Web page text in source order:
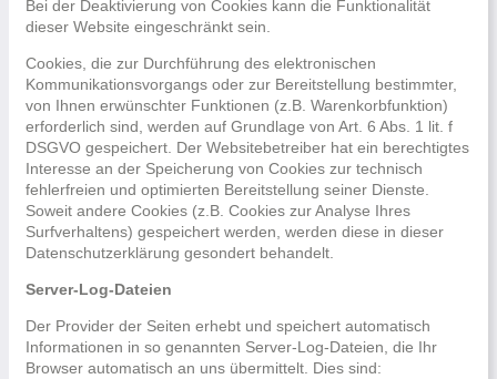
Bei der Deaktivierung von Cookies kann die Funktionalität
dieser Website eingeschränkt sein.
Cookies, die zur Durchführung des elektronischen
Kommunikationsvorgangs oder zur Bereitstellung bestimmter,
von Ihnen erwünschter Funktionen (z.B. Warenkorbfunktion)
erforderlich sind, werden auf Grundlage von Art. 6 Abs. 1 lit. f
DSGVO gespeichert. Der Websitebetreiber hat ein berechtigtes
Interesse an der Speicherung von Cookies zur technisch
fehlerfreien und optimierten Bereitstellung seiner Dienste.
Soweit andere Cookies (z.B. Cookies zur Analyse Ihres
Surfverhaltens) gespeichert werden, werden diese in dieser
Datenschutzerklärung gesondert behandelt.
Server-Log-Dateien
Der Provider der Seiten erhebt und speichert automatisch
Informationen in so genannten Server-Log-Dateien, die Ihr
Browser automatisch an uns übermittelt. Dies sind: